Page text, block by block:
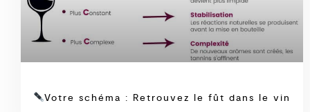
Votre schéma : Retrouvez le fût dans le vin